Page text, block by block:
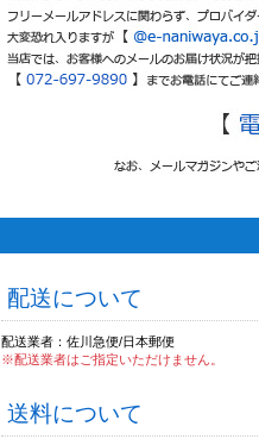
配送について
配送業者：佐川急便/日本郵便
※配送業者はご指定いただけません。
送料について